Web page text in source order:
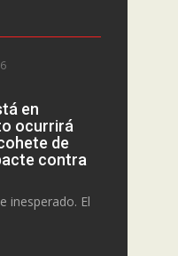
en
ocurrirá
de
contra
inesperado. El